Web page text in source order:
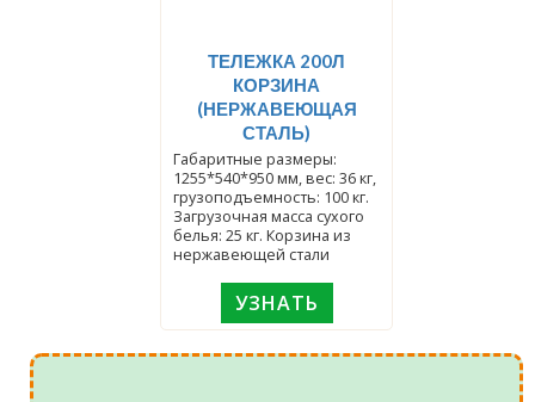
ТЕЛЕЖКА 200Л
КОРЗИНА
(НЕРЖАВЕЮЩАЯ
СТАЛЬ)
Габаритные размеры:
1255*540*950 мм, вес: 36 кг,
грузоподъемность: 100 кг.
Загрузочная масса сухого
белья: 25 кг. Корзина из
нержавеющей стали
УЗНАТЬ